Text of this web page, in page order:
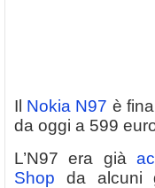
Il Nokia N97 è
da oggi a 599
L’N97 era già
Shop da alcuni